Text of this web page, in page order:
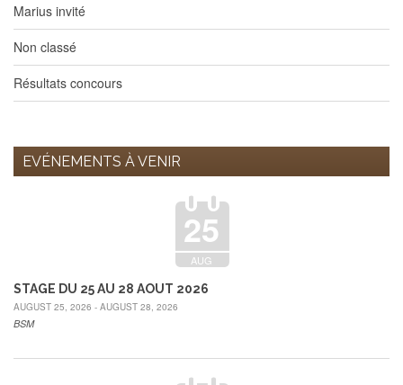
Marius invité
Non classé
Résultats concours
EVÉNEMENTS À VENIR
25
AUG
STAGE DU 25 AU 28 AOUT 2026
AUGUST 25, 2026 - AUGUST 28, 2026
BSM